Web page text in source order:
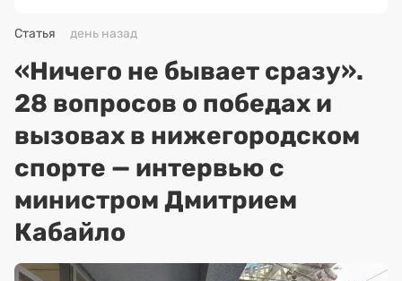
Статья день назад
«Ничего не бывает сразу».
28 вопросов о победах и
вызовах в нижегородском
спорте — интервью с
министром Дмитрием
Кабайло